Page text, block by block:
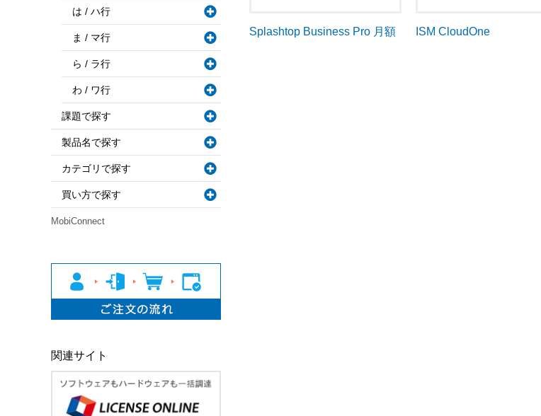
Splashtop Business Pro 月額 ISM CloudOne
は / ハ行
ま / マ行
ら / ラ行
わ / ワ行
課題で探す
製品名で探す
カテゴリで探す
買い方で探す
MobiConnect
関連サイト